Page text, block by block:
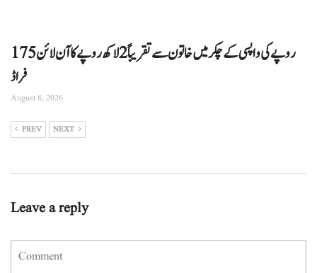
175 روپے کی واپسی کے چکر میں خاتون سے تقریباً 2 لاکھ روپے کا آن لائن
فراڈ
August 8, 2026
PREV NEXT
Leave a reply